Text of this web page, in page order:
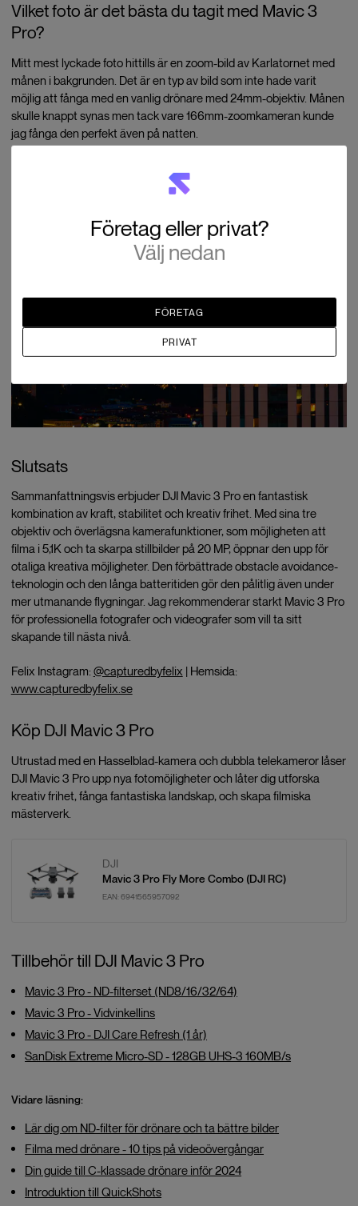
Vilket foto är det bästa du tagit med Mavic 3
Pro?
Mitt mest lyckade foto hittills är en zoom-bild av Karlatornet med
månen i bakgrunden. Det är en typ av bild som inte hade varit
möjlig att fånga med en vanlig drönare med 24mm-objektiv. Månen
skulle knappt synas men tack vare 166mm-zoomkameran kunde
jag fånga den perfekt även på natten.
Slutsats
Sammanfattningsvis erbjuder DJI Mavic 3 Pro en fantastisk
kombination av kraft, stabilitet och kreativ frihet. Med sina tre
objektiv och överlägsna kamerafunktioner, som möjligheten att
filma i 5,1K och ta skarpa stillbilder på 20 MP, öppnar den upp för
otaliga kreativa möjligheter. Den förbättrade obstacle avoidance-
teknologin och den långa batteritiden gör den pålitlig även under
mer utmanande flygningar. Jag rekommenderar starkt Mavic 3 Pro
för professionella fotografer och videografer som vill ta sitt
skapande till nästa nivå.
Felix Instagram: @capturedbyfelix | Hemsida:
www.capturedbyfelix.se
Köp DJI Mavic 3 Pro
Utrustad med en Hasselblad-kamera och dubbla telekameror låser
DJI Mavic 3 Pro upp nya fotomöjligheter och låter dig utforska
kreativ frihet, fånga fantastiska landskap, och skapa filmiska
mästerverk.
DJI
Mavic 3 Pro Fly More Combo (DJI RC)
EAN: 6941565957092
Tillbehör till DJI Mavic 3 Pro
Mavic 3 Pro - ND-filterset (ND8/16/32/64)
Mavic 3 Pro - Vidvinkellins
Mavic 3 Pro - DJI Care Refresh (1 år)
SanDisk Extreme Micro-SD - 128GB UHS-3 160MB/s
Vidare läsning:
Lär dig om ND-filter för drönare och ta bättre bilder
Filma med drönare - 10 tips på videoövergångar
Din guide till C-klassade drönare inför 2024
Introduktion till QuickShots
Företag eller privat?
Välj nedan
FÖRETAG
PRIVAT